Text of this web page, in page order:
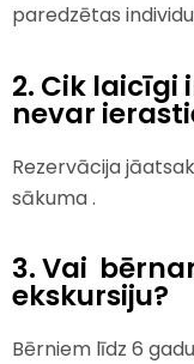
paredzētas
2. Cik laicīgi
nevar
Rezervācija
sākuma .
3. Vai
ekskursiju?
Bērniem līdz 6